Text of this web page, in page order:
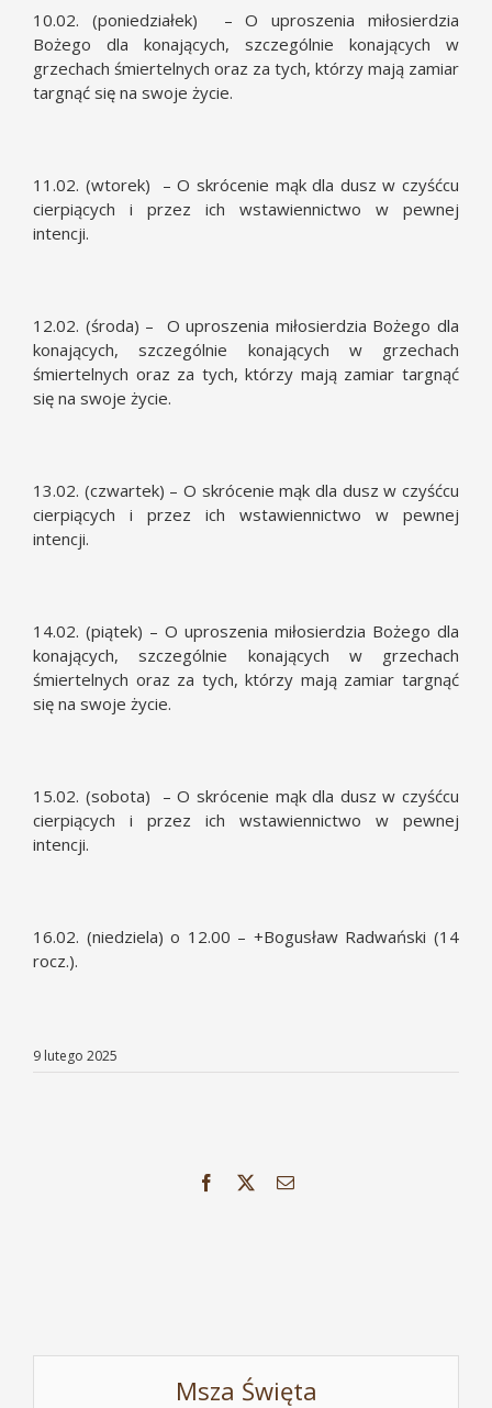
10.02. (poniedziałek) – O uproszenia miłosierdzia
Bożego dla konających, szczególnie konających w
grzechach śmiertelnych oraz za tych, którzy mają zamiar
targnąć się na swoje życie.
11.02. (wtorek) – O skrócenie mąk dla dusz w czyśćcu
cierpiących i przez ich wstawiennictwo w pewnej
intencji.
12.02. (środa) – O uproszenia miłosierdzia Bożego dla
konających, szczególnie konających w grzechach
śmiertelnych oraz za tych, którzy mają zamiar targnąć
się na swoje życie.
13.02. (czwartek) – O skrócenie mąk dla dusz w czyśćcu
cierpiących i przez ich wstawiennictwo w pewnej
intencji.
14.02. (piątek) – O uproszenia miłosierdzia Bożego dla
konających, szczególnie konających w grzechach
śmiertelnych oraz za tych, którzy mają zamiar targnąć
się na swoje życie.
15.02. (sobota) – O skrócenie mąk dla dusz w czyśćcu
cierpiących i przez ich wstawiennictwo w pewnej
intencji.
16.02. (niedziela) o 12.00 – +Bogusław Radwański (14
rocz.).
9 lutego 2025
Facebook Email
Msza Święta